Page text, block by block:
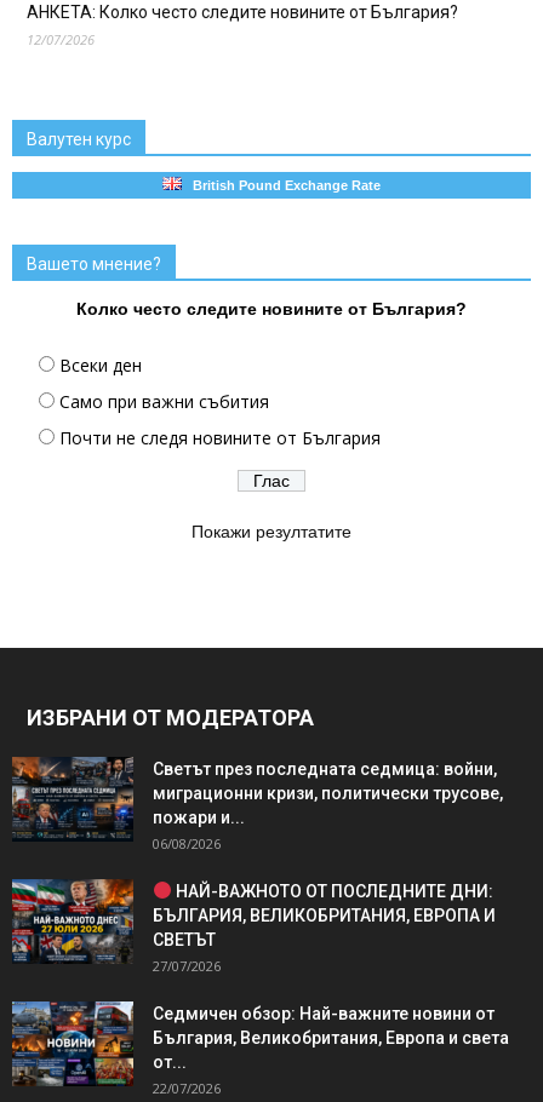
АНКЕТА: Колко често следите новините от България?
12/07/2026
Валутен курс
British Pound Exchange Rate
Вашето мнение?
Колко често следите новините от България?
Всеки ден
Само при важни събития
Почти не следя новините от България
Покажи резултатите
ИЗБРАНИ ОТ МОДЕРАТОРА
Светът през последната седмица: войни,
миграционни кризи, политически трусове,
пожари и...
06/08/2026
НАЙ-ВАЖНОТО ОТ ПОСЛЕДНИТЕ ДНИ:
БЪЛГАРИЯ, ВЕЛИКОБРИТАНИЯ, ЕВРОПА И
СВЕТЪТ
27/07/2026
Седмичен обзор: Най-важните новини от
България, Великобритания, Европа и света
от...
22/07/2026